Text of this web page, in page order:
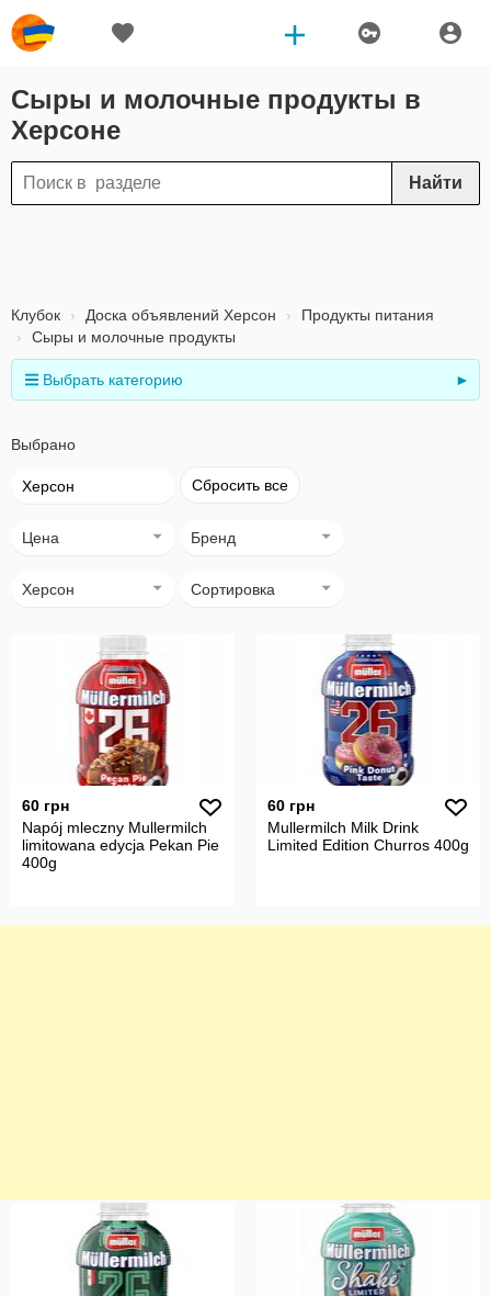
Сыры и молочные продукты в
Херсоне
Найти
Клубок Доска объявлений Херсон
Продукты питания
Сыры и молочные продукты
Выбрать категорию ►
Выбрано
Херсон Сбросить все
Цена Бренд
Херсон Сортировка
60 грн
Napój mleczny Mullermilch
limitowana edycja Pekan Pie
400g
60 грн
Mullermilch Milk Drink
Limited Edition Churros 400g